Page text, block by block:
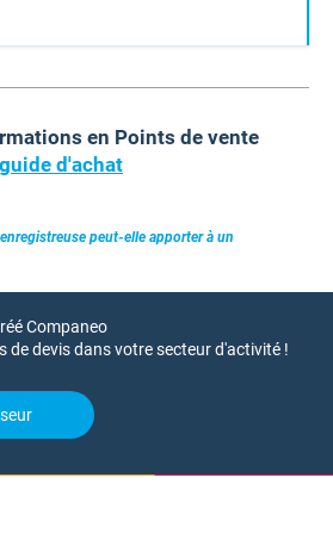
en Points de vente
d'achat
peut-elle apporter à un
Companeo
de devis dans votre secteur d'activité !